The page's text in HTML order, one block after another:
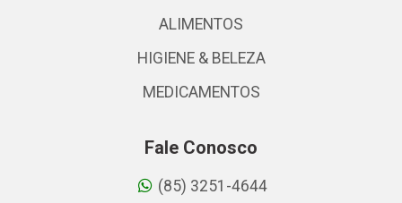
ALIMENTOS
HIGIENE & BELEZA
MEDICAMENTOS
Fale Conosco
(85) 3251-4644